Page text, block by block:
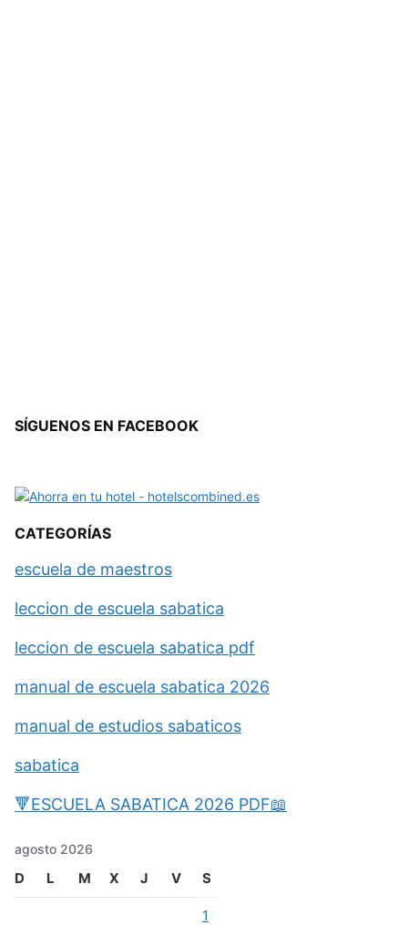
SÍGUENOS EN FACEBOOK
CATEGORÍAS
escuela de maestros
leccion de escuela sabatica
leccion de escuela sabatica pdf
manual de escuela sabatica 2026
manual de estudios sabaticos
sabatica
🔻ESCUELA SABATICA 2026 PDF📖
agosto 2026
D L M X J V S
1